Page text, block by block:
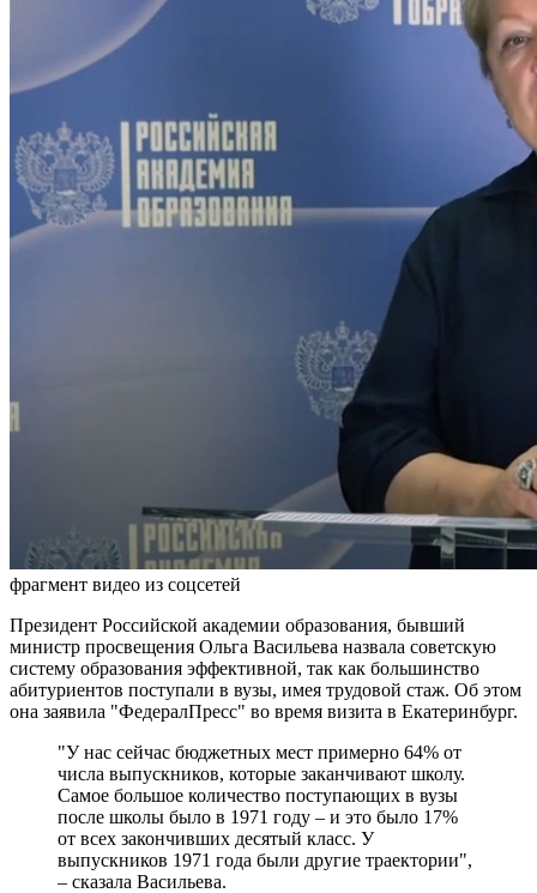
фрагмент видео из соцсетей
Президент Российской академии образования, бывший
министр просвещения Ольга Васильева назвала советскую
систему образования эффективной, так как большинство
абитуриентов поступали в вузы, имея трудовой стаж. Об этом
она заявила "ФедералПресс" во время визита в Екатеринбург.
"У нас сейчас бюджетных мест примерно 64% от
числа выпускников, которые заканчивают школу.
Самое большое количество поступающих в вузы
после школы было в 1971 году – и это было 17%
от всех закончивших десятый класс. У
выпускников 1971 года были другие траектории",
– сказала Васильева.